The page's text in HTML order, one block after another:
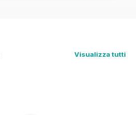
Visualizza tutti